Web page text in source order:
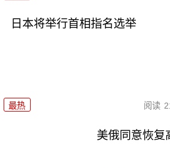
日本将举行首相指名选举
最热 阅读
美俄同意恢复